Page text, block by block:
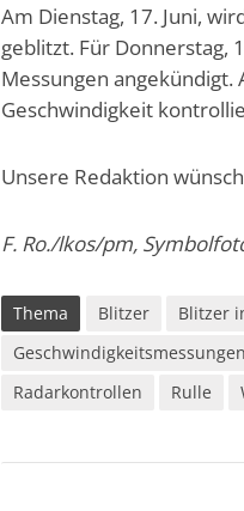
Am Dienstag, 17. Juni,
geblitzt. Für Donnerstag,
Messungen angekündigt.
Geschwindigkeit
Unsere Redaktion
F. Ro./lkos/pm,
Thema Blitzer Blitzer
Geschwindigkeitsmessungen
Radarkontrollen
Rulle